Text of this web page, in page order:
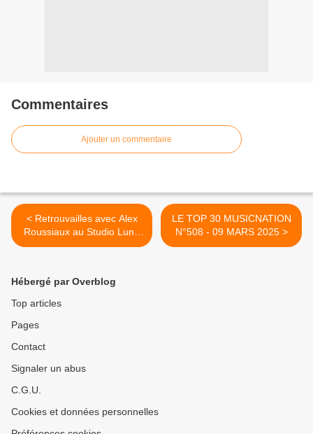
Commentaires
Ajouter un commentaire
< Retrouvailles avec Alex
Roussiaux au Studio Luna
Rossa à l’occasion de la
LE TOP 30 MUSICNATION
N°508 - 09 MARS 2025 >
Hébergé par Overblog
Top articles
Pages
Contact
Signaler un abus
C.G.U.
Cookies et données personnelles